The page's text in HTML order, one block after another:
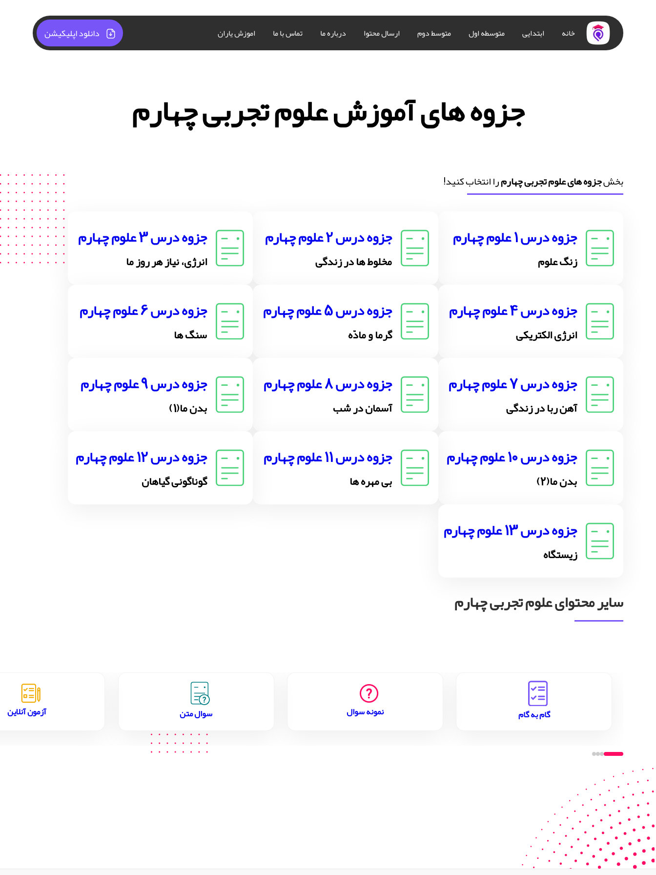
خانه ابتدایی متوسطه اول متوسط دوم ارسال محتوا درباره ما تماس با ما اموزش یاران دانلود اپلیکیشن
جزوه های آموزش علوم تجربی چهارم
بخشجزوه های علوم تجربی چهارمرا انتخاب کنید!
جزوه درس 1 علوم چهارم
زنگ علوم
جزوه درس 2 علوم چهارم
مخلوط ها در زندگی
جزوه درس 3 علوم چهارم
انرژی، نیاز هر روز ما
جزوه درس 4 علوم چهارم
انرژی الکتریکی
جزوه درس 5 علوم چهارم
گرما و مادّه
جزوه درس 6 علوم چهارم
سنگ ها
جزوه درس 7 علوم چهارم
آهن ربا در زندگی
جزوه درس 8 علوم چهارم
آسمان در شب
جزوه درس 9 علوم چهارم
بدن ما(1)
جزوه درس 10 علوم چهارم
بدن ما(2)
جزوه درس 11 علوم چهارم
بی مهره ها
جزوه درس 12 علوم چهارم
گوناگونی گیاهان
جزوه درس 13 علوم چهارم
زیستگاه
سایر محتوای علوم تجربی چهارم
گام به گام نمونه سوال سوال متن آزمون آنلاین